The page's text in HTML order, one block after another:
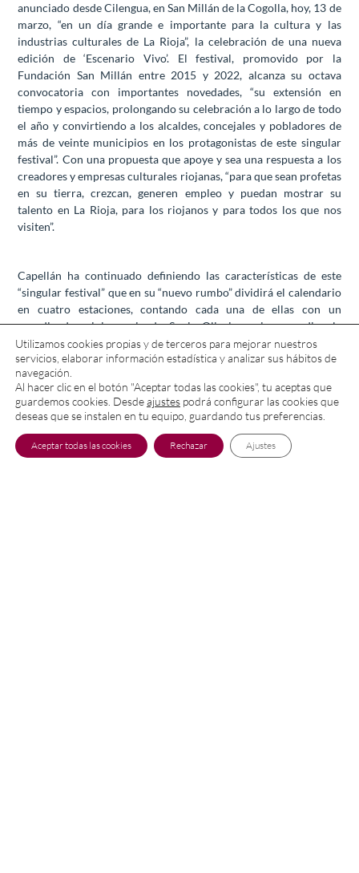
anunciado desde Cilengua, en San Millán de la Cogolla, hoy, 13 de
marzo, “en un día grande e importante para la cultura y las
industrias culturales de La Rioja”, la celebración de una nueva
edición de ‘Escenario Vivo’. El festival, promovido por la
Fundación San Millán entre 2015 y 2022, alcanza su octava
convocatoria con importantes novedades, “su extensión en
tiempo y espacios, prolongando su celebración a lo largo de todo
el año y convirtiendo a los alcaldes, concejales y pobladores de
más de veinte municipios en los protagonistas de este singular
festival”. Con una propuesta que apoye y sea una respuesta a los
creadores y empresas culturales riojanas, “para que sean profetas
en su tierra, crezcan, generen empleo y puedan mostrar su
talento en La Rioja, para los riojanos y para todos los que nos
visiten”.
Capellán ha continuado definiendo las características de este
“singular festival” que en su “nuevo rumbo” dividirá el calendario
en cuatro estaciones, contando cada una de ellas con un
coordinador riojano, siendo Sonia Oliveira quien coordine la
programación de primavera.
En cuanto al contenido de la programación, el presidente ha
anticipado que podrá haber teatro, música, literatura, magia,
circo, folclore, etnografía, así como eventos formativos y
académicos, con actividades para todos los públicos. Por su
parte, ha insistido en que las industrias culturales riojanas y los
Utilizamos cookies propias y de terceros para mejorar nuestros
servicios, elaborar información estadística y analizar sus hábitos de
navegación.
Al hacer clic en el botón "Aceptar todas las cookies", tu aceptas que
guardemos cookies. Desdeajustes podrá configurar las cookies que
deseas que se instalen en tu equipo, guardando tus preferencias.
Aceptar todas las cookies Rechazar Ajustes